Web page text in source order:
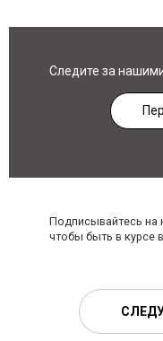
Следите за
Подписывайтесь на
чтобы быть в курсе